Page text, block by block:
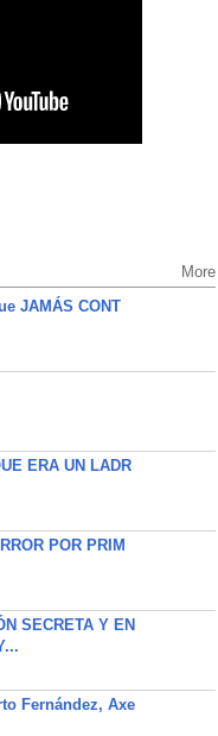
More
JAMÁS CONT
ERA UN LADR
POR PRIM
SECRETA Y EN
Fernández, Axe